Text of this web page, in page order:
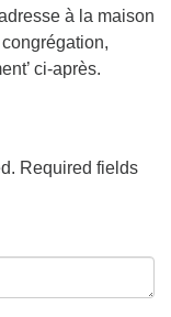
à la maison
ci-après.
Required fields